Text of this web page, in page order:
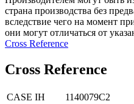
страна производства без
вследствие чего на момент
они могут отличаться от
Сross Reference
Сross Reference
CASE IH
1140079C2